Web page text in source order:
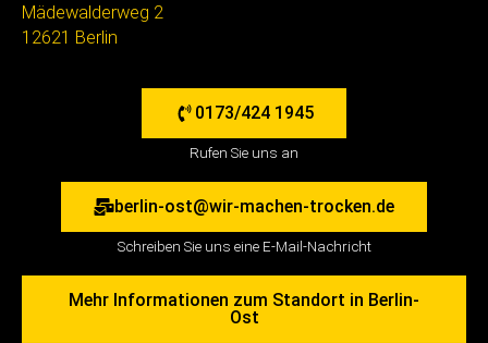
Mädewalderweg 2
12621 Berlin
0173/424 1945
Rufen Sie uns an
berlin-ost@wir-machen-trocken.de
Schreiben Sie uns eine E-Mail-Nachricht
Mehr Informationen zum Standort in Berlin-
Ost